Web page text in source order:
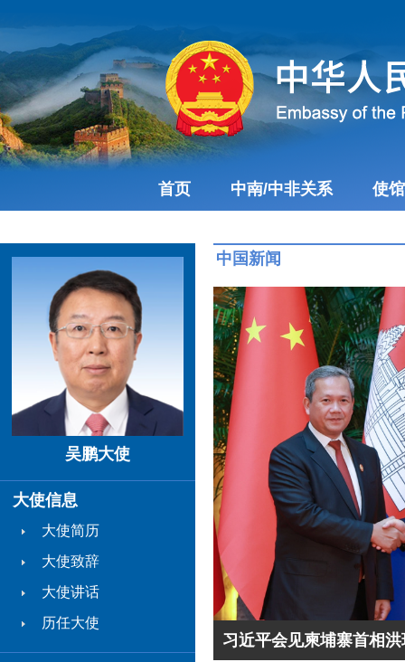
首页 中南/中非关系 使
吴鹏大使
大使信息
大使简历
大使致辞
大使讲话
历任大使
中国新闻
习近平会见柬埔寨首相